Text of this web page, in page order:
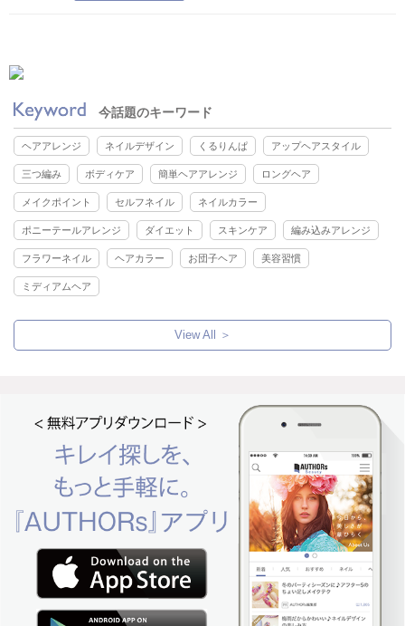
今話題のキーワード
ヘアアレンジ ネイルデザイン くるりんぱ アップヘアスタイル
三つ編み ボディケア 簡単ヘアアレンジ ロングヘア
メイクポイント セルフネイル ネイルカラー
ポニーテールアレンジ ダイエット スキンケア 編み込みアレンジ
フラワーネイル ヘアカラー お団子ヘア 美容習慣
ミディアムヘア
View All ＞